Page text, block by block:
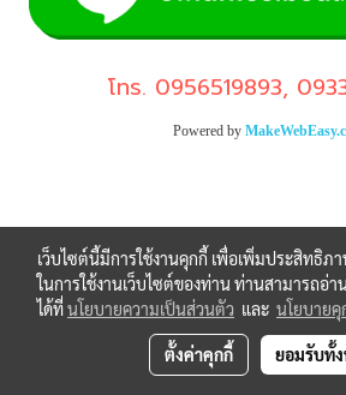
โทร. 0956519893,
Powered by
เว็บไซต์นี้มีการใช้งานคุกกี้ เพื่อเพิ่มประสิทธิ
ในการใช้งานเว็บไซต์ของท่าน ท่านสามารถอ่า
ได้ที่นโยบายความเป็นส่วนตัว และ นโยบายคุ
ตั้งค่าคุกกี้ ยอมรับทั้